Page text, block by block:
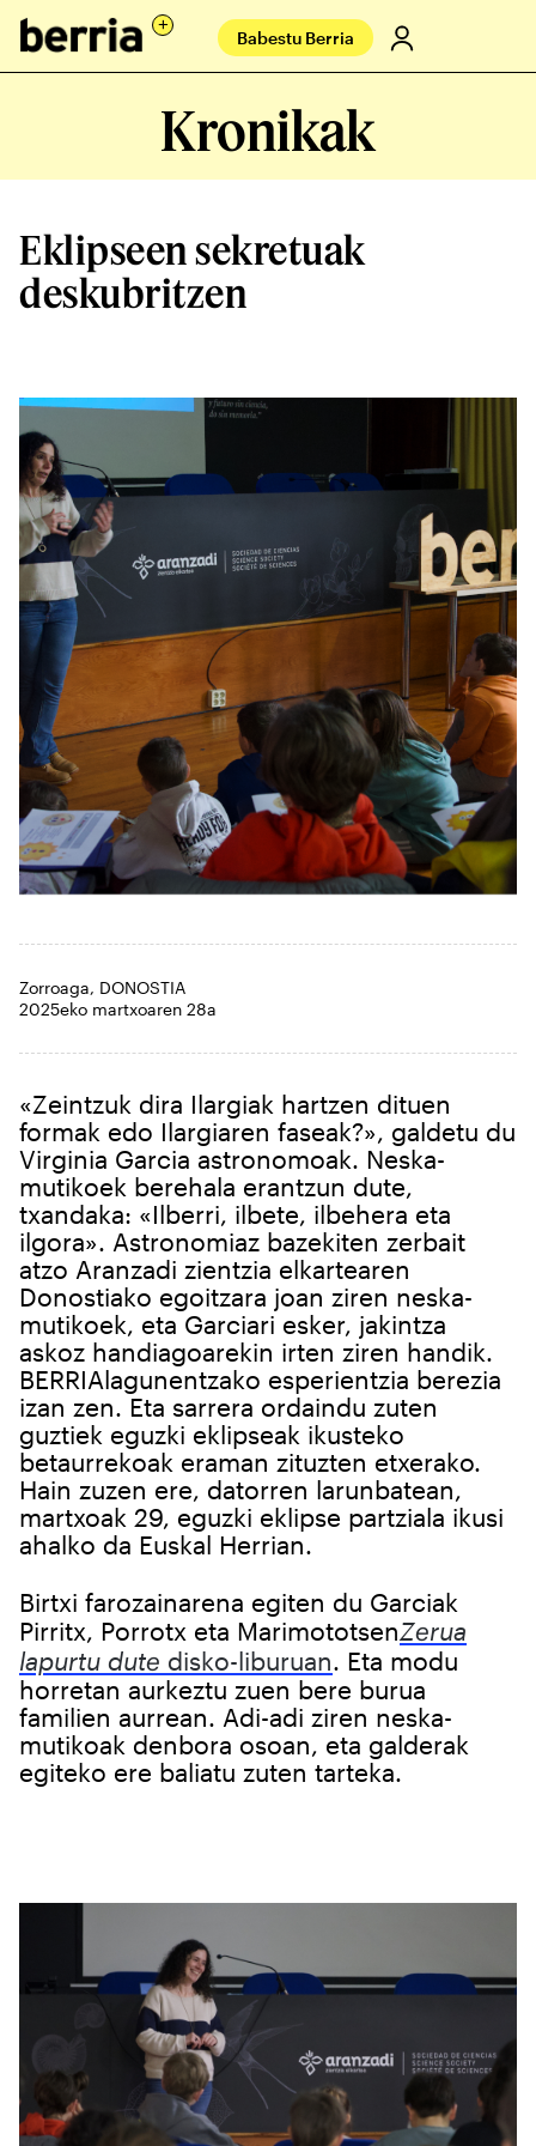
Babestu Berria
Kronikak
Eklipseen sekretuak
deskubritzen
Zorroaga, DONOSTIA
2025eko martxoaren 28a
«Zeintzuk dira Ilargiak hartzen dituen
formak edo Ilargiaren faseak?», galdetu du
Virginia Garcia astronomoak. Neska-
mutikoek berehala erantzun dute,
txandaka: «Ilberri, ilbete, ilbehera eta
ilgora». Astronomiaz bazekiten zerbait
atzo Aranzadi zientzia elkartearen
Donostiako egoitzara joan ziren neska-
mutikoek, eta Garciari esker, jakintza
askoz handiagoarekin irten ziren handik.
BERRIAlagunentzako esperientzia berezia
izan zen. Eta sarrera ordaindu zuten
guztiek eguzki eklipseak ikusteko
betaurrekoak eraman zituzten etxerako.
Hain zuzen ere, datorren larunbatean,
martxoak 29, eguzki eklipse partziala ikusi
ahalko da Euskal Herrian.
Birtxi farozainarena egiten du Garciak
Pirritx, Porrotx eta MarimototsenZerua
lapurtu dute disko-liburuan. Eta modu
horretan aurkeztu zuen bere burua
familien aurrean. Adi-adi ziren neska-
mutikoak denbora osoan, eta galderak
egiteko ere baliatu zuten tarteka.